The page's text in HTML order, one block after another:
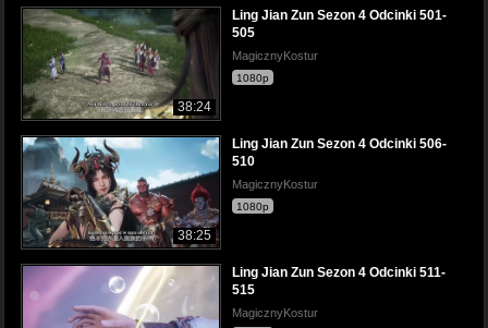
38:24
Ling Jian Zun Sezon 4 Odcinki 501-
505
MagicznyKostur
1080p
38:25
Ling Jian Zun Sezon 4 Odcinki 506-
510
MagicznyKostur
1080p
Ling Jian Zun Sezon 4 Odcinki 511-
515
MagicznyKostur